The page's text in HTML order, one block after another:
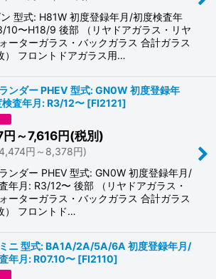
型式: H81W 初度登録年月/初度検査年
10〜H18/9 後部 （リヤドアガラス・リヤ
ーターガラス・バックガラス 合計ガラス
） フロントドアガラス用…
ンダー PHEV 型式: GN0W 初度登録年
検査年月: R3/12〜 [FI2121]
円～7,616円(税別)
円 ～8,378円)
ンダー PHEV 型式: GN0W 初度登録年月/
年月: R3/12〜 後部 （リヤドアガラス・
ーターガラス・バックガラス 合計ガラス
） フロントド…
ニ 型式: BA1A/2A/5A/6A 初度登録年月/
年月: R07.10〜 [FI2110]